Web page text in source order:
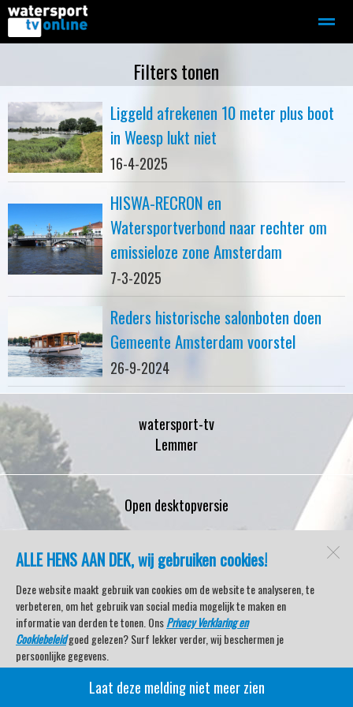
Motorboot-sloep Adverteren
Home
ALLE HENS AAN DEK, wij gebruiken cookies!
Deze website maakt gebruik van cookies om de website te analyseren, te
verbeteren, om het gebruik van social media mogelijk te maken en
informatie van derden te tonen. OnsPrivacy Verklaring en
Cookiebeleidgoed gelezen? Surf lekker verder, wij beschermen je
persoonlijke gegevens.
Veel kijkplezier met Watersport TV Beleving & Nieuws!
Laat deze melding niet meer zien
Filters tonen
Liggeld afrekenen 10 meter plus boot
in Weesp lukt niet
16-4-2025
HISWA-RECRON en
Watersportverbond naar rechter om
emissieloze zone Amsterdam
7-3-2025
Reders historische salonboten doen
Gemeente Amsterdam voorstel
26-9-2024
watersport-tv
Lemmer
Open desktopversie
SdH Vormgeving |Ziber DS4